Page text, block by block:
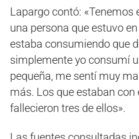
Lapargo contó: «Tenemos
una persona que estuvo
estaba consumiendo que
simplemente yo consumí
pequeña, me sentí muy
más. Los que estaban con
fallecieron tres de ellos».